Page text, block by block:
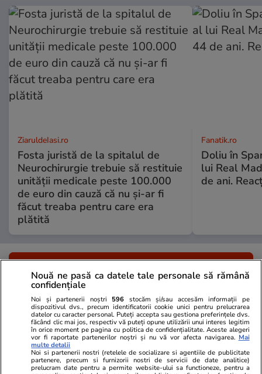
ZiaruldeIasi.ro
Fosta juristă de la spitalul de
Neurochirurgie trebuie să restituie
unității medicale peste 100.000
de euro din cauză că nu și-ar fi
făcut treaba pentru care era
plătită
Fanatik.ro
Doliu în
lui Real
de ani.
ULTIMELE ȘTIRI
Politică 22:00
Ilie Bolojan a vorbit într-o sală aproape goală
după ședința de Guvern anunțată din scurt, în
care a aprobat deblocarea posturilor din
sănătate | VIDEO
Nouă ne pasă ca datele tale personale să rămână
confidențiale
Noi și partenerii noștri 596 stocăm și/sau accesăm informații pe
dispozitivul dvs., precum identificatorii cookie unici pentru prelucrarea
datelor cu caracter personal. Puteți accepta sau gestiona preferințele dvs.
făcând clic mai jos, respectiv vă puteți opune utilizării unui interes legitim
în orice moment pe pagina cu politica de confidențialitate. Aceste alegeri
vor fi raportate partenerilor noștri și nu vă vor afecta navigarea. Mai
multe detalii
Noi si partenerii nostri (retelele de socializare si agentiile de publicitate
partenere, precum si furnizorii nostri de servicii de date analitice)
prelucram date pentru a permite website-ului sa functioneze, pentru a